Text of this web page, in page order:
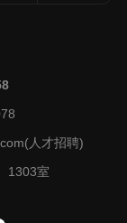
人才招聘)
1303室